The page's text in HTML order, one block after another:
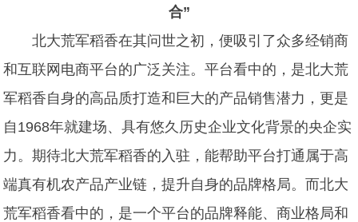
合”
北大荒军稻香在其问世之初，便吸引了众多经销商
和互联网电商平台的广泛关注。平台看中的，是北大荒
军稻香自身的高品质打造和巨大的产品销售潜力 ，更是
自 1968年就建场、具有悠久历史企业文化背景的央企实
力。期待北大荒军稻香的入驻，能帮助平台打通属于高
端真有机农产品产业链，提升自身的品牌格局。而北大
荒军稻香看中的，是一个平台的品牌释能、商业格局和